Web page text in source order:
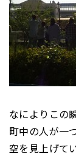
なによりこの
町中の人が一
空を見上げて